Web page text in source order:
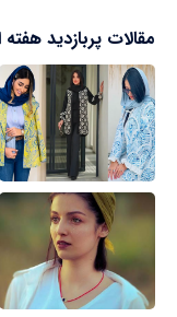
مقالات پربازدید هفته